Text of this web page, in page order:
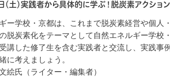
土）実践者から具体的に学ぶ！脱炭素アクション
ー学校・京都は、これまで脱炭素経営や個人
脱炭素化をテーマとして自然エネルギー学校
講した修了生を含む実践者と交流し、実践事
に考えましょう。
絵氏（ライター・編集者）